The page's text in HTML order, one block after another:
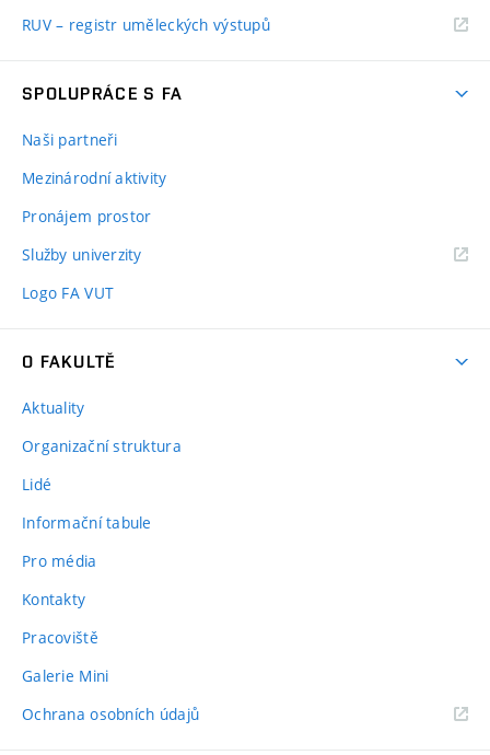
RUV – registr uměleckých výstupů
SPOLUPRÁCE S FA
Naši partneři
Mezinárodní aktivity
Pronájem prostor
Služby univerzity
Logo FA VUT
O FAKULTĚ
Aktuality
Organizační struktura
Lidé
Informační tabule
Pro média
Kontakty
Pracoviště
Galerie Mini
Ochrana osobních údajů